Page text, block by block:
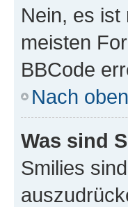
Nein, es ist
meisten
BBCode
Nach oben
Was sind
Smilies